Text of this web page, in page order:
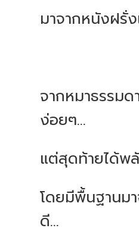
มาจากหนังฝรั่
จากหมาธรรมด
ง่อยๆ...
แต่สุดท้ายได้พ
โดยมีพื้นฐานม
ดี...